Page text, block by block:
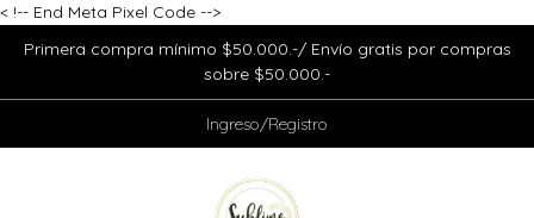
< !-- End Meta Pixel Code -->
Primera compra mínimo $50.000.-/ Envío gratis por compras
sobre $50.000.-
Ingreso/Registro